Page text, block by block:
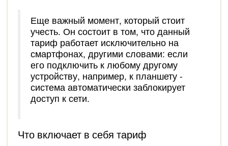
Еще важный момент, который стоит
учесть. Он состоит в том, что данный
тариф работает исключительно на
смартфонах, другими словами: если
его подключить к любому другому
устройству, например, к планшету -
система автоматически заблокирует
доступ к сети.
Что включает в себя тариф